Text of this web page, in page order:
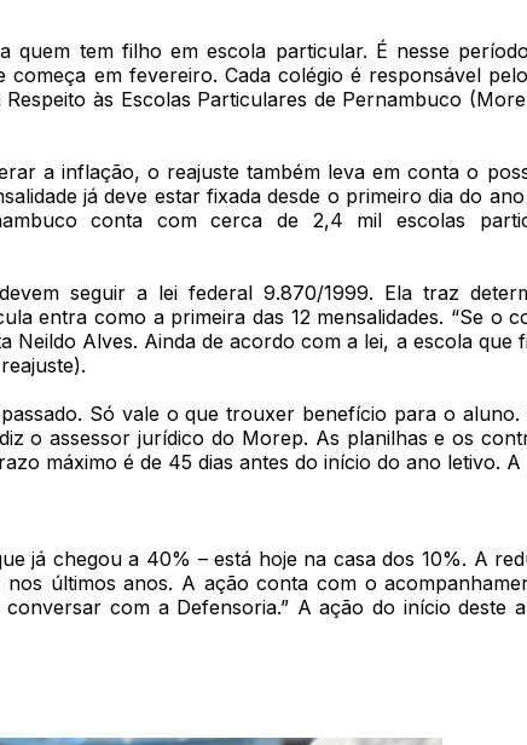
tem filho em escola particular. É nesse
em fevereiro. Cada colégio é responsável
às Escolas Particulares de Pernambuco
a inflação, o reajuste também leva em conta o
já deve estar fixada desde o primeiro dia do
conta com cerca de 2,4 mil escolas
seguir a lei federal 9.870/1999. Ela traz
entra como a primeira das 12 mensalidades. “Se o
Alves. Ainda de acordo com a lei, a escola que
Só vale o que trouxer benefício para o
o assessor jurídico do Morep. As planilhas e os
máximo é de 45 dias antes do início do ano letivo.
já chegou a 40% – está hoje na casa dos 10%. A
últimos anos. A ação conta com o
com a Defensoria.” A ação do início deste